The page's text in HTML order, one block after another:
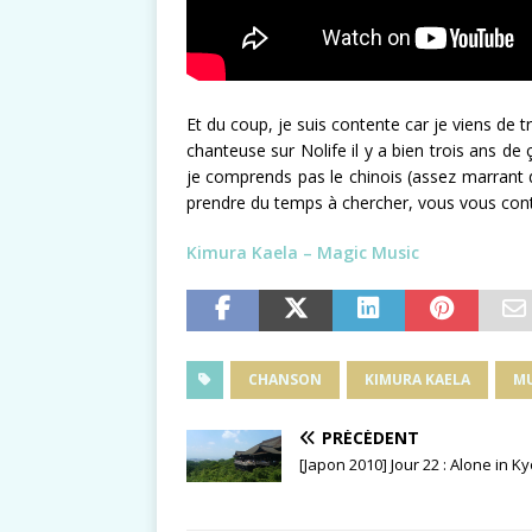
Et du coup, je suis contente car je viens de
chanteuse sur Nolife il y a bien trois ans de
je comprends pas le chinois (assez marrant
prendre du temps à chercher, vous vous
Kimura Kaela – Magic Music
CHANSON KIMURA KAELA
PRÉCÉDENT
[Japon 2010] Jour 22 : Alone in